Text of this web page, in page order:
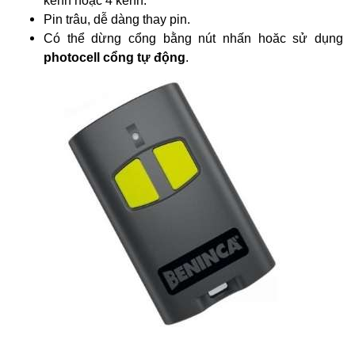
Pin trâu, dễ dàng thay pin.
Có thể dừng cổng bằng nút nhấn hoăc sử dụng
photocell cổng tự động.